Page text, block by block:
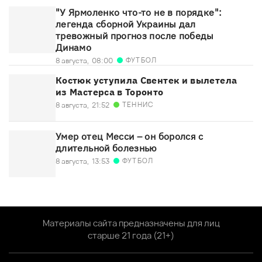
"У Ярмоленко что-то не в порядке":
легенда сборной Украины дал
тревожный прогноз после победы
Динамо
8 августа, 08:00 ФУТБОЛ
Костюк уступила Свентек и вылетела
из Мастерса в Торонто
8 августа, 21:52 ТЕННИС
Умер отец Месси – он боролся с
длительной болезнью
8 августа, 13:53 ФУТБОЛ
Материалы сайта предназначены для лиц
старше 21 года (21+)